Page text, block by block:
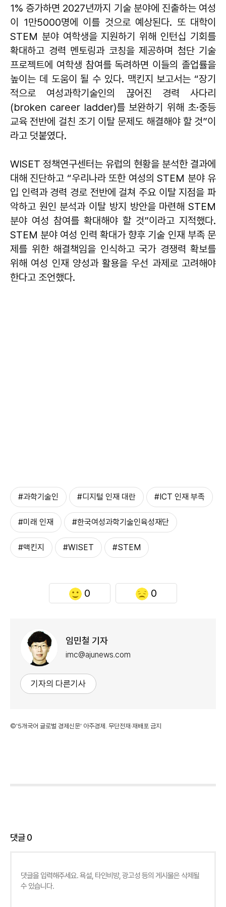
1% 증가하면 2027년까지 기술 분야에 진출하는 여성
이 1만5000명에 이를 것으로 예상된다. 또 대학이
STEM 분야 여학생을 지원하기 위해 인턴십 기회를
확대하고 경력 멘토링과 코칭을 제공하며 첨단 기술
프로젝트에 여학생 참여를 독려하면 이들의 졸업률을
높이는 데 도움이 될 수 있다. 맥킨지 보고서는 “장기
적으로 여성과학기술인의 끊어진 경력 사다리
(broken career ladder)를 보완하기 위해 초·중등
교육 전반에 걸친 조기 이탈 문제도 해결해야 할 것”이
라고 덧붙였다.
WISET 정책연구센터는 유럽의 현황을 분석한 결과에
대해 진단하고 “우리나라 또한 여성의 STEM 분야 유
입 인력과 경력 경로 전반에 걸쳐 주요 이탈 지점을 파
악하고 원인 분석과 이탈 방지 방안을 마련해 STEM
분야 여성 참여를 확대해야 할 것”이라고 지적했다.
STEM 분야 여성 인력 확대가 향후 기술 인재 부족 문
제를 위한 해결책임을 인식하고 국가 경쟁력 확보를
위해 여성 인재 양성과 활용을 우선 과제로 고려해야
한다고 조언했다.
#과학기술인 #디지털 인재 대란 #ICT 인재 부족
#미래 인재 #한국여성과학기술인육성재단
#맥킨지 #WISET #STEM
0 0
임민철 기자
imc@ajunews.com
기자의 다른기사
©'5개국어 글로벌 경제신문' 아주경제. 무단전재·재배포 금지
댓글0